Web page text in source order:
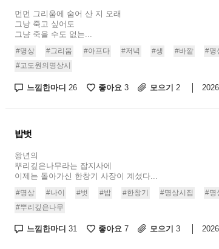
먼먼 그리움에 숨어 산 지 오래
그냥 죽고 싶어도
그냥 죽을 수도 없는...
#명상 #그리움 #아프다 #저녁 #생 #바깥 #명
#고도원의명상시
느낌한마디 26 좋아요 3 모으기 2
밥벗
왕년의
뿌리깊은나무라는 잡지사에
이제는 돌아가신 한창기 사장이 계셨다...
#명상 #나이 #벗 #밥 #한창기 #명상시집 #명
#뿌리깊은나무
느낌한마디 31 좋아요 7 모으기 3